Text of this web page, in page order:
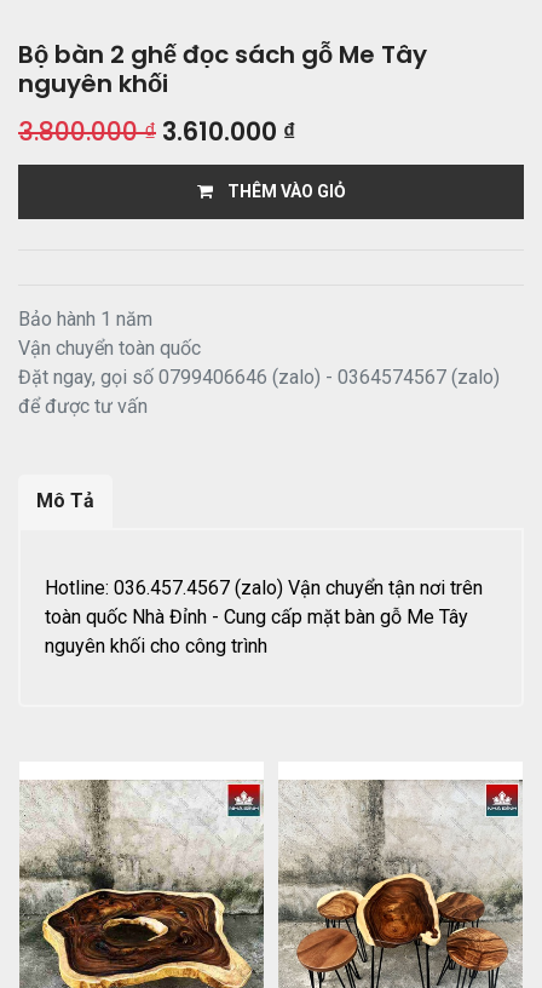
Bộ bàn 2 ghế đọc sách gỗ Me Tây
nguyên khối
3.800.000₫ 3.610.000 ₫
THÊM VÀO GIỎ
Bảo hành 1 năm
Vận chuyển toàn quốc
Đặt ngay, gọi số 0799406646 (zalo) - 0364574567 (zalo)
để được tư vấn
Mô Tả
Hotline: 036.457.4567 (zalo) Vận chuyển tận nơi trên
toàn quốc Nhà Đỉnh - Cung cấp mặt bàn gỗ Me Tây
nguyên khối cho công trình